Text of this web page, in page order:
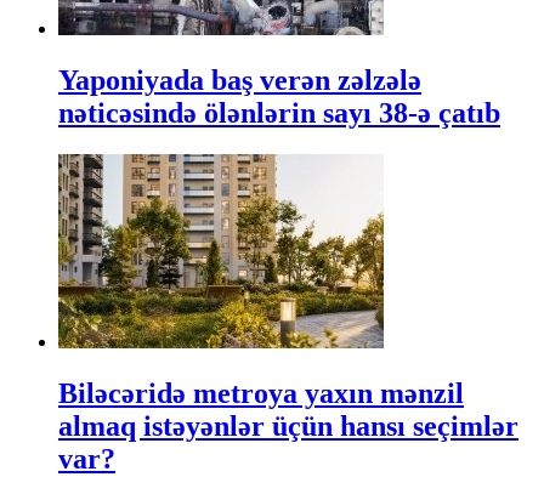
Yaponiyada baş verən zəlzələ
nəticəsində ölənlərin sayı 38-ə çatıb
Biləcəridə metroya yaxın mənzil
almaq istəyənlər üçün hansı seçimlər
var?